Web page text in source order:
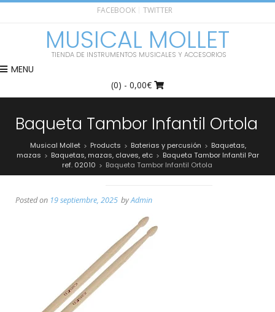
FACEBOOK TWITTER
MUSICAL MOLLET
TIENDA DE INSTRUMENTOS MUSICALES Y ACCESORIOS
MENU
(0) - 0,00€
Baqueta Tambor Infantil Ortola
Musical Mollet > Products > Baterias y percusión > Baquetas,
mazas > Baquetas, mazas, claves, etc > Baqueta Tambor Infantil Par
ref. 02010 > Baqueta Tambor Infantil Ortola
Posted on 19 septiembre, 2025 byAdmin